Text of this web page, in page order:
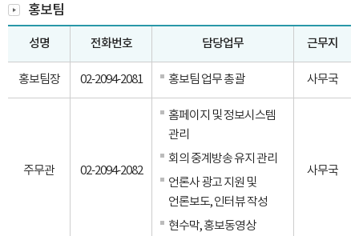
홍보팀
성명 전화번호 담당업무 근무지
홍보팀장 02-2094-2081 홍보팀 업무 총괄 사무국
주무관 02-2094-2082
홈페이지 및 정보시스템
관리
회의 중계방송 유지 관리
언론사 광고 지원 및
언론보도, 인터뷰 작성
현수막, 홍보동영상
사무국